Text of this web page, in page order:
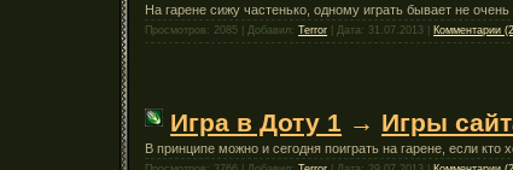
На гарене сижу частенько, одному играть бывает не
Просмотров: 2085 | Добавил:Terror | Дата: 31.07.2013 Комментарии
Игра в Доту 1 → Игры
В принципе можно и сегодня поиграть на гарене, если кто